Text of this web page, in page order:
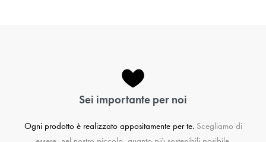
Sei importante per noi
Ogni prodotto è realizzato appositamente per te.Scegliamo di